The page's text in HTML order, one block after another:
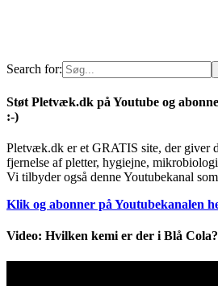
Search for:
Støt Pletvæk.dk på Youtube og
:-)
Pletvæk.dk er et GRATIS site, der giver
fjernelse af pletter, hygiejne,
Vi tilbyder også denne Youtubekanal
Klik og abonner på Youtubekanalen
Video: Hvilken kemi er der i Blå Cola?